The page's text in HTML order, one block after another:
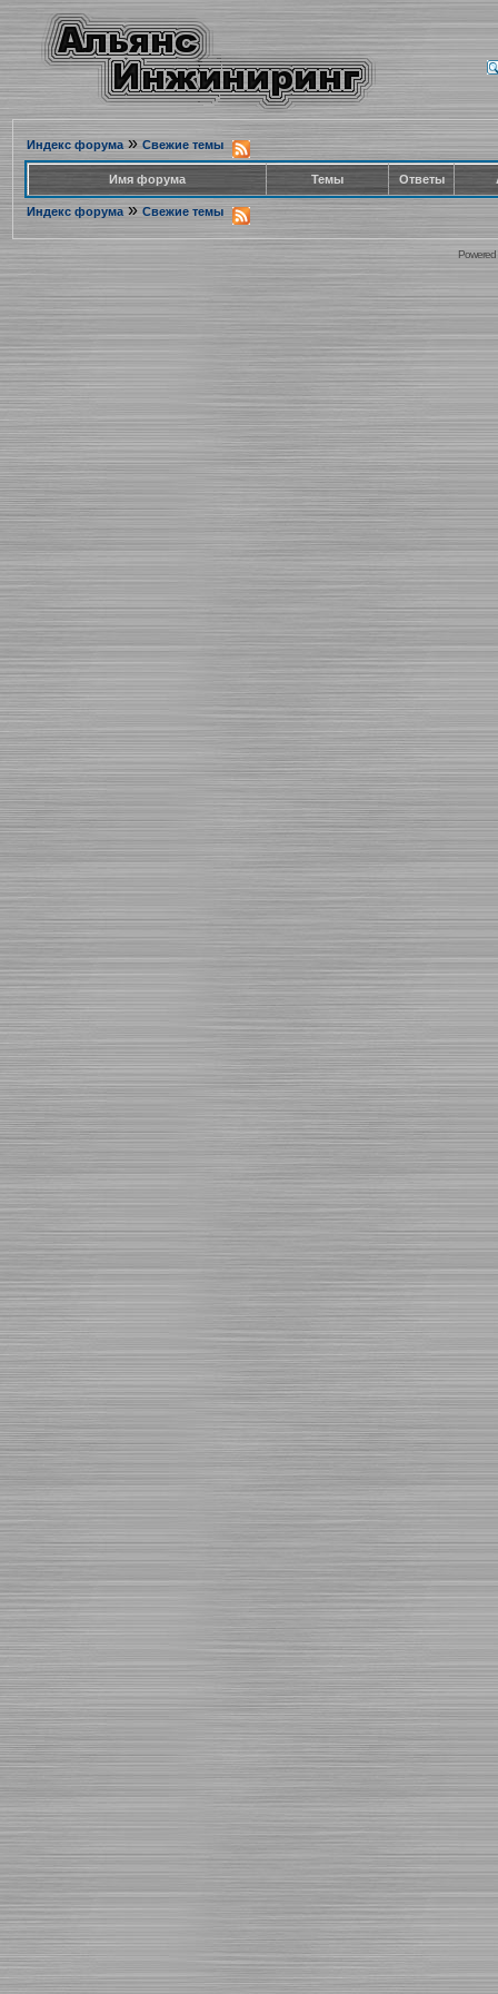
Индекс форума» Свежие темы
Имя форума Темы Ответы
Индекс форума » Свежие темы